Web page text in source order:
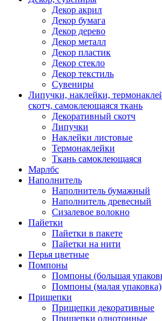
Декор акрил
Декор бумага
Декор дерево
Декор металл
Декор пластик
Декор стекло
Декор текстиль
Сувениры
Липучки, наклейки,
скотч, самоклеющаяся ткань
Декоративный скотч
Липучки
Наклейки листовые
Термонаклейки
Ткань самоклеющаяся
Марлбс
Наполнитель
Наполнитель бумажный
Наполнитель древесный
Сизалевое волокно
Пайетки
Пайетки в пакете
Пайетки на нити
Перья цветные
Помпоны
Помпоны (большая
Помпоны (малая упаковка)
Прищепки
Прищепки декоративные
Прищепки однотонные